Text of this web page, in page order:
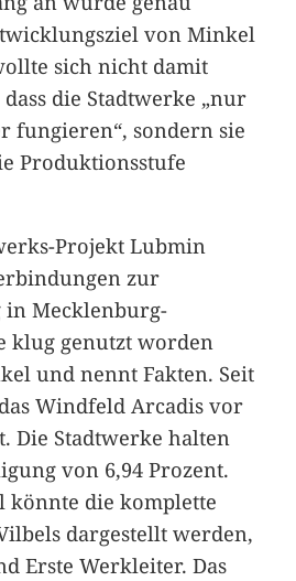
von Minkel
sich nicht damit
die Stadtwerke „nur
fungieren“, sondern sie
Produktionsstufe
Projekt Lubmin
zur
in Mecklenburg-
klug genutzt worden
und nennt Fakten. Seit
Windfeld Arcadis vor
Die Stadtwerke halten
von 6,94 Prozent.
könnte die komplette
dargestellt werden,
Erste Werkleiter. Das